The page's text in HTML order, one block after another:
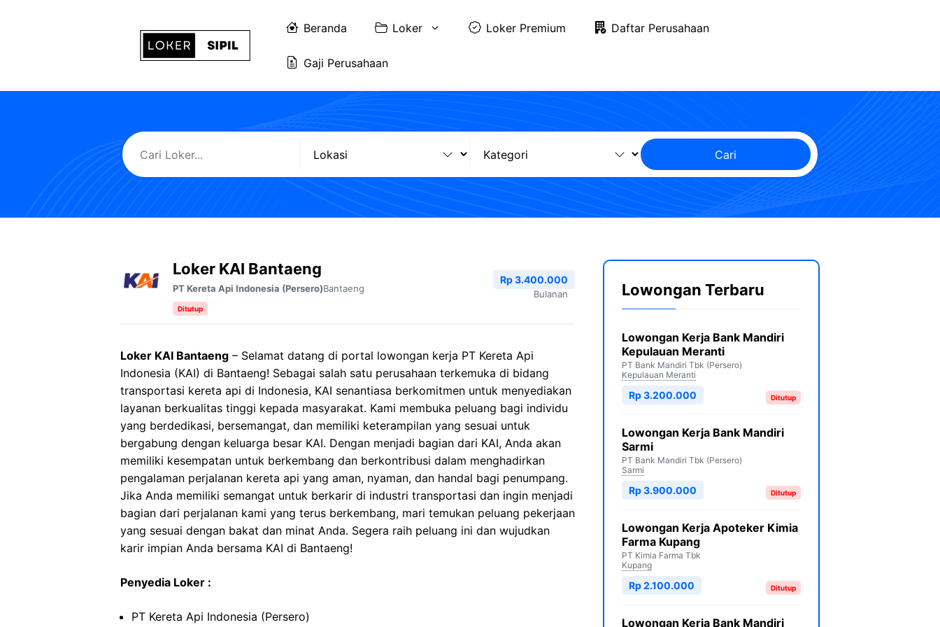
Beranda Loker Loker Premium Daftar Perusahaan
Gaji Perusahaan
Cari
Loker KAI Bantaeng
PT Kereta Api Indonesia (Persero)Bantaeng
Ditutup
Rp 3.400.000
Bulanan
Loker KAI Bantaeng – Selamat datang di portal lowongan kerja PT Kereta Api
Indonesia (KAI) di Bantaeng! Sebagai salah satu perusahaan terkemuka di bidang
transportasi kereta api di Indonesia, KAI senantiasa berkomitmen untuk menyediakan
layanan berkualitas tinggi kepada masyarakat. Kami membuka peluang bagi individu
yang berdedikasi, bersemangat, dan memiliki keterampilan yang sesuai untuk
bergabung dengan keluarga besar KAI. Dengan menjadi bagian dari KAI, Anda akan
memiliki kesempatan untuk berkembang dan berkontribusi dalam menghadirkan
pengalaman perjalanan kereta api yang aman, nyaman, dan handal bagi penumpang.
Jika Anda memiliki semangat untuk berkarir di industri transportasi dan ingin menjadi
bagian dari perjalanan kami yang terus berkembang, mari temukan peluang pekerjaan
yang sesuai dengan bakat dan minat Anda. Segera raih peluang ini dan wujudkan
karir impian Anda bersama KAI di Bantaeng!
Penyedia Loker :
PT Kereta Api Indonesia (Persero)
Lowongan Terbaru
Lowongan Kerja Bank Mandiri
Kepulauan Meranti
PT Bank Mandiri Tbk (Persero)
Kepulauan Meranti
Ditutup
Rp 3.200.000
Lowongan Kerja Bank Mandiri
Sarmi
PT Bank Mandiri Tbk (Persero)
Sarmi
Ditutup
Rp 3.900.000
Lowongan Kerja Apoteker Kimia
Farma Kupang
PT Kimia Farma Tbk
Kupang
Ditutup
Rp 2.100.000
Lowongan Kerja Bank Mandiri